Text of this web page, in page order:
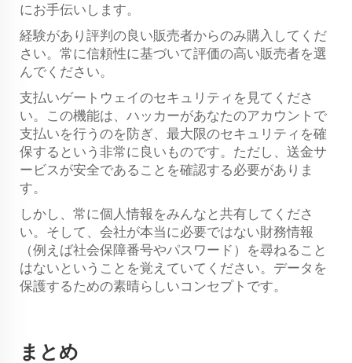
にお手伝いします。
経験があり評判の良い販売者からのみ購入してくだ
さい。常に信頼性に基づいて評価の高い販売者を選
んでください。
支払いゲートウェイのセキュリティを見てくださ
い。この機能は、ハッカーがあなたのアカウントで
支払いを行うのを防ぎ、最大限のセキュリティを確
保するという非常に良いものです。ただし、送金サ
ービスが安全であることを確認する必要がありま
す。
しかし、常に個人情報をみんなと共有してくださ
い。そして、会社が本当に必要ではない財務情報
（例えば社会保障番号やパスワード）を尋ねること
はないということを覚えていてください。データを
保護するための素晴らしいコンセプトです。
まとめ